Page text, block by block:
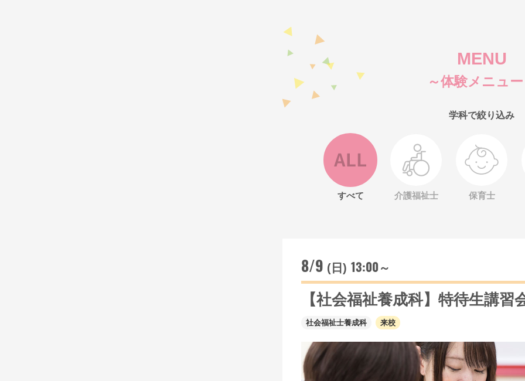
MENU
～体験メニュ
学科で絞り込み
すべて 介護福祉士 保育士
8/9 (日) 13:00～
【社会福祉養成科】特待生講習
社会福祉士養成科 来校